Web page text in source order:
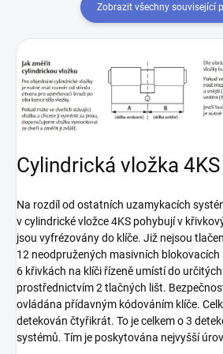
Zobrazit všechny související
Cylindrická vložka 4KS
Na rozdíl od ostatních uzamykacích
v cylindrické vložce 4KS pohybují v
jsou vyfrézovány do klíče. Již nejsou
12 neodpružených masivních blokovacích
6 křivkách na klíči řízeně umístí do
prostřednictvím 2 tlačných lišt.
ovládána přídavným kódováním klíče.
detekován čtyřikrát. To je celkem o 3
systémů. Tím je poskytována nejvyšší